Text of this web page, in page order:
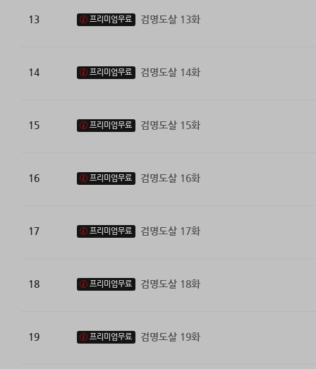
13 프리미엄무료 검명도살 13화
14 프리미엄무료 검명도살 14화
15 프리미엄무료 검명도살 15화
16 프리미엄무료 검명도살 16화
17 프리미엄무료 검명도살 17화
18 프리미엄무료 검명도살 18화
19 프리미엄무료 검명도살 19화